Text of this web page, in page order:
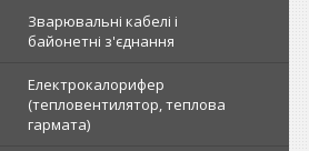
Зварювальні кабелі і
байонетні з'єднання
Електрокалорифер
(тепловентилятор, теплова
гармата)